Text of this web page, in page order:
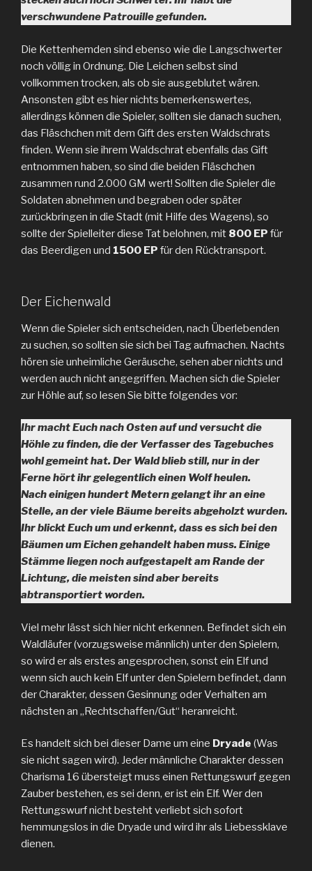
verschwundene Patrouille gefunden.
Die Kettenhemden sind ebenso wie die Langschwerter
noch völlig in Ordnung. Die Leichen selbst sind
vollkommen trocken, als ob sie ausgeblutet wären.
Ansonsten gibt es hier nichts bemerkenswertes,
allerdings können die Spieler, sollten sie danach suchen,
das Fläschchen mit dem Gift des ersten Waldschrats
finden. Wenn sie ihrem Waldschrat ebenfalls das Gift
entnommen haben, so sind die beiden Fläschchen
zusammen rund 2.000 GM wert! Sollten die Spieler die
Soldaten abnehmen und begraben oder später
zurückbringen in die Stadt (mit Hilfe des Wagens), so
sollte der Spielleiter diese Tat belohnen, mit 800 EP für
das Beerdigen und 1500 EP für den Rücktransport.
Der Eichenwald
Wenn die Spieler sich entscheiden, nach Überlebenden
zu suchen, so sollten sie sich bei Tag aufmachen. Nachts
hören sie unheimliche Geräusche, sehen aber nichts und
werden auch nicht angegriffen. Machen sich die Spieler
zur Höhle auf, so lesen Sie bitte folgendes vor:
Ihr macht Euch nach Osten auf und versucht die
Höhle zu finden, die der Verfasser des Tagebuches
wohl gemeint hat. Der Wald blieb still, nur in der
Ferne hört ihr gelegentlich einen Wolf heulen.
Nach einigen hundert Metern gelangt ihr an eine
Stelle, an der viele Bäume bereits abgeholzt wurden.
Ihr blickt Euch um und erkennt, dass es sich bei den
Bäumen um Eichen gehandelt haben muss. Einige
Stämme liegen noch aufgestapelt am Rande der
Lichtung, die meisten sind aber bereits
abtransportiert worden.
Viel mehr lässt sich hier nicht erkennen. Befindet sich ein
Waldläufer (vorzugsweise männlich) unter den Spielern,
so wird er als erstes angesprochen, sonst ein Elf und
wenn sich auch kein Elf unter den Spielern befindet, dann
der Charakter, dessen Gesinnung oder Verhalten am
nächsten an „Rechtschaffen/Gut“ heranreicht.
Es handelt sich bei dieser Dame um eine Dryade (Was
sie nicht sagen wird). Jeder männliche Charakter dessen
Charisma 16 übersteigt muss einen Rettungswurf gegen
Zauber bestehen, es sei denn, er ist ein Elf. Wer den
Rettungswurf nicht besteht verliebt sich sofort
hemmungslos in die Dryade und wird ihr als Liebessklave
dienen.